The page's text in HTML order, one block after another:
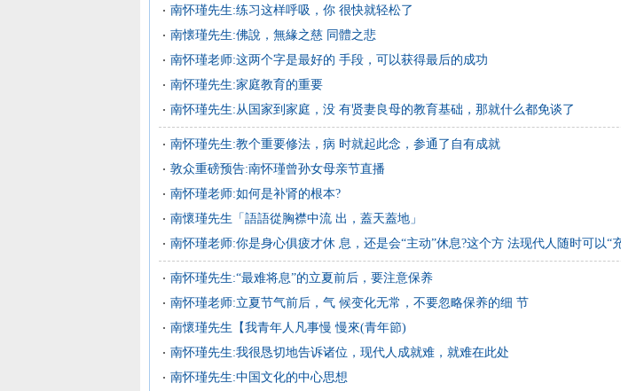
南怀瑾先生:练习这样呼吸，你 很快就轻松了
南懐瑾先生:佛說，無緣之慈 同體之悲
南怀瑾老师:这两个字是最好的 手段，可以获得最后的成功
南怀瑾先生:家庭教育的重要
南怀瑾先生:从国家到家庭，没 有贤妻良母的教育基础，那就什么都免谈了
南怀瑾先生:教个重要修法，病 时就起此念，参通了自有成就
敦众重磅预告:南怀瑾曾孙女母亲节直播
南怀瑾老师:如何是补肾的根本?
南懷瑾先生「語語從胸襟中流 出，蓋天蓋地」
南怀瑾老师:你是身心俱疲才休 息，还是会“主动”休息?这个方 法现代人随时可以“
南怀瑾先生:“最难将息”的立夏前后，要注意保养
南怀瑾老师:立夏节气前后，气 候变化无常，不要忽略保养的细 节
南懷瑾先生【我青年人凡事慢 慢來(青年節)
南怀瑾先生:我很恳切地告诉诸位，现代人成就难，就难在此处
南怀瑾先生:中国文化的中心思想